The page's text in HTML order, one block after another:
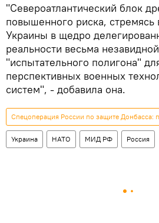
"Североатлантический блок
повышенного риска,
Украины в щедро
реальности весьма
"испытательного полигона"
перспективных военных
систем", - добавила она.
Спецоперация России по защите Донбасса:
Украина НАТО МИД РФ Россия